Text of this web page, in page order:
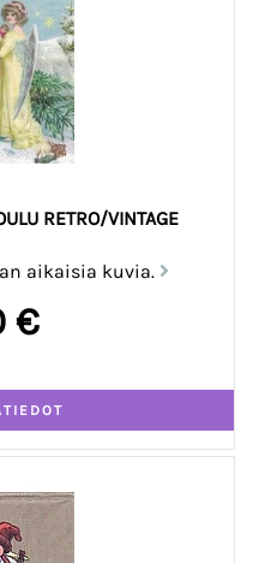
RETRO/VINTAGE
aikaisia kuvia.
€